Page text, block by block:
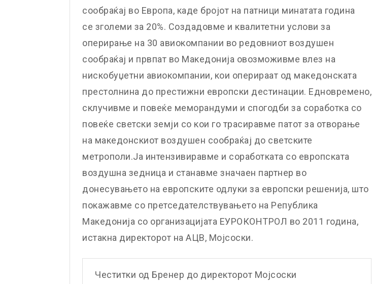
сообраќај во Европа, каде бројот на патници минатата година
се зголеми за 20%. Создадовме и квалитетни услови за
оперирање на 30 авиокомпании во редовниот воздушен
сообраќај и првпат во Македонија овозможивме влез на
нискобуџетни авиокомпании, кои оперираат од македонската
престолнина до престижни европски дестинации. Едновремено,
склучивме и повеќе меморандуми и спогодби за соработка со
повеќе светски земји со кои го трасиравме патот за отворање
на македонскиот воздушен сообраќај до светските
метрополи.Ја интензивиравме и соработката со европската
воздушна зедница и станавме значаен партнер во
донесувањето на европските одлуки за европски решенија, што
покажавме со претседателствувањето на Република
Македонија со организацијата ЕУРОКОНТРОЛ во 2011 година,
истакна директорот на АЦВ, Мојсоски.
Честитки од Бренер до директорот Мојсоски